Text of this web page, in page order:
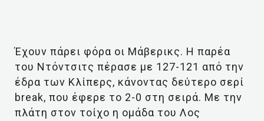
Έχουν πάρει φόρα οι Μάβερικς. Η παρέα
του Ντόντσιτς πέρασε με 127-121 από την
έδρα των Κλίπερς, κάνοντας δεύτερο σερί
break, που έφερε το 2-0 στη σειρά. Με την
πλάτη στον τοίχο η ομάδα του Λος